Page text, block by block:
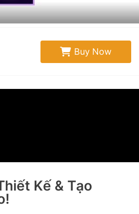
Buy Now
Kế & Tạo